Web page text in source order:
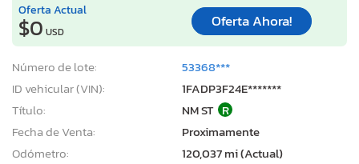
Oferta Actual
$0 USD
Oferta Ahora!
Número de lote:
53368***
ID vehicular (VIN):
1FADP3F24E*******
Título:
NM ST R
Fecha de Venta:
Proximamente
Odómetro:
120,037 mi (Actual)